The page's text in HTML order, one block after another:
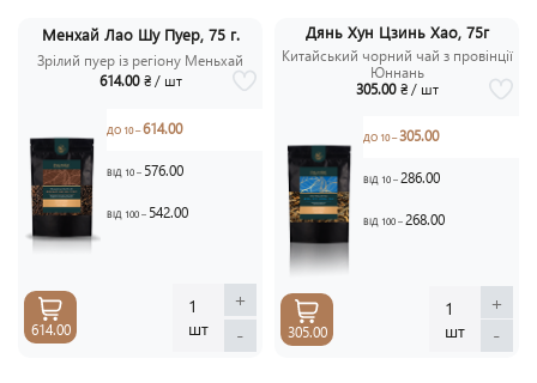
Менхай Лао Шу Пуер, 75 г.
Зрілий пуер із регіону Меньхай
614.00 ₴ / шт
ДО 10 –614.00
ВІД 10 – 576.00
ВІД 100 – 542.00
1
шт
+
-
614.00
Дянь Хун Цзинь Хао, 75г
Китайський чорний чай з провінції
Юннань
305.00 ₴ / шт
ДО 10 –305.00
ВІД 10 –286.00
ВІД 100 –268.00
1
шт
+
-
305.00